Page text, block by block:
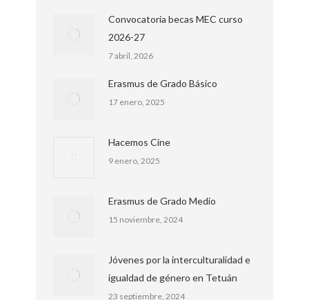
Convocatoria becas MEC curso
2026-27
7 abril, 2026
Erasmus de Grado Básico
17 enero, 2025
Hacemos Cine
9 enero, 2025
Erasmus de Grado Medio
15 noviembre, 2024
Jóvenes por la interculturalidad e
igualdad de género en Tetuán
23 septiembre, 2024